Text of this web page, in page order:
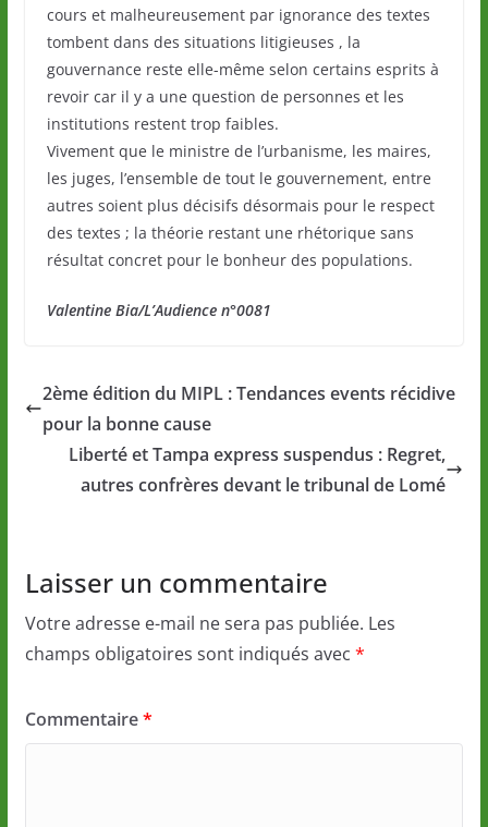
cours et malheureusement par ignorance des textes
tombent dans des situations litigieuses , la
gouvernance reste elle-même selon certains esprits à
revoir car il y a une question de personnes et les
institutions restent trop faibles.
Vivement que le ministre de l’urbanisme, les maires,
les juges, l’ensemble de tout le gouvernement, entre
autres soient plus décisifs désormais pour le respect
des textes ; la théorie restant une rhétorique sans
résultat concret pour le bonheur des populations.
Valentine Bia/L’Audience n°0081
2ème édition du MIPL : Tendances events récidive
pour la bonne cause
Liberté et Tampa express suspendus : Regret,
autres confrères devant le tribunal de Lomé
Laisser un commentaire
Votre adresse e-mail ne sera pas publiée. Les
champs obligatoires sont indiqués avec *
Commentaire*